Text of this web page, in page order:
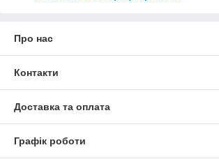
Про нас
Контакти
Доставка та оплата
Графік роботи